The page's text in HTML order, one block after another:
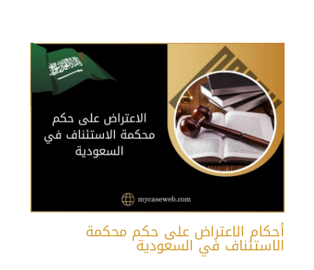
أحكام الاعتراض على حكم محكمة
الاستئناف في السعودية